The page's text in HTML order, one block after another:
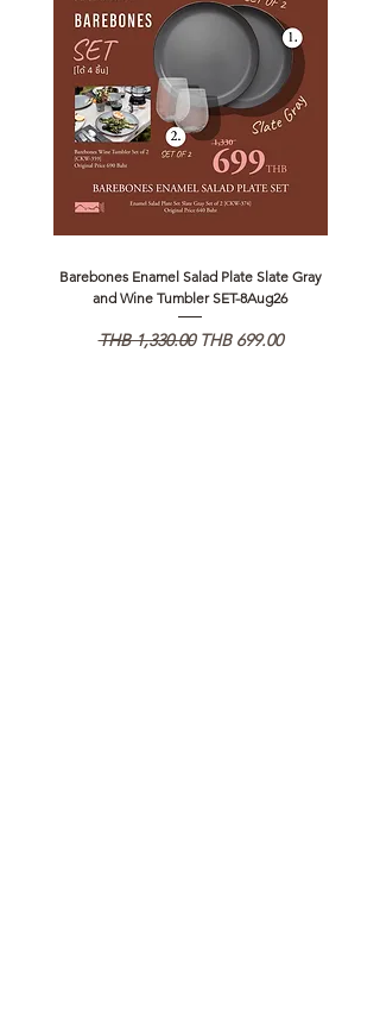
Barebones Enamel Salad Plate Slate Gray
and Wine Tumbler SET-8Aug26
Regular Price
THB 1,330.00 Sale Price
THB 699.00